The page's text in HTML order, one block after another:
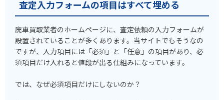
査定入力フォームの項目はすべて埋める
廃車買取業者のホームページに、査定依頼の入力フォームが
設置されていることが多くあります。当サイトでもそうなの
ですが、入力項目には「必須」と「任意」の項目があり、必
須項目だけ入れると値段が出る仕組みになっています。
では、なぜ必須項目だけにしないのか？